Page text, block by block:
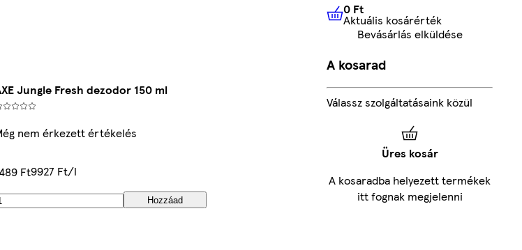
Jungle Fresh dezodor 150 ml
nem érkezett értékelés
Ft9927 Ft/l
Hozzáad
0 FtAktuális kosárérték
0 Ft
Aktuális kosárérték
Bevásárlás elküldése
A kosarad
Válassz szolgáltatásaink közül
Üres kosár
A kosaradba helyezett termékek
itt fognak megjelenni